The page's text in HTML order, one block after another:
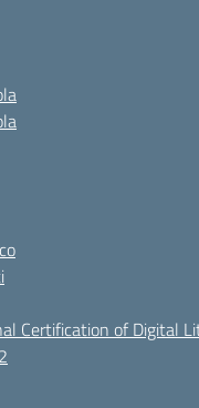
Certification of Digital